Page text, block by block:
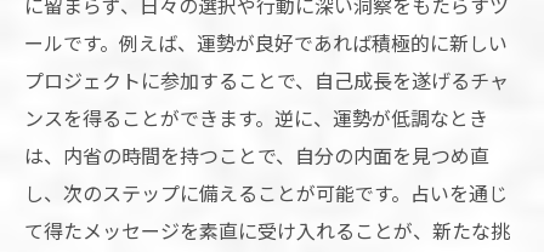
ールです。例えば、運勢が良好であれば積極的に新しい
プロジェクトに参加することで、自己成長を遂げるチャ
ンスを得ることができます。逆に、運勢が低調なとき
は、内省の時間を持つことで、自分の内面を見つめ直
し、次のステップに備えることが可能です。占いを通じ
て得たメッセージを素直に受け入れることが、新たな挑